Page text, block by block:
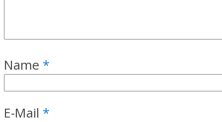
Name *
E-Mail *